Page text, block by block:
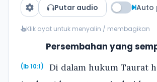
Putar audio Auto
Klik ayat untuk menyalin / membagikan
Persembahan yang
(Ib 10:1)
Di dalam hukum Taurat